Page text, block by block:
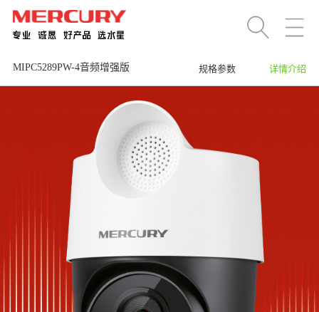
MIPC5289PW-4音频增强版 规格参数 详情介绍